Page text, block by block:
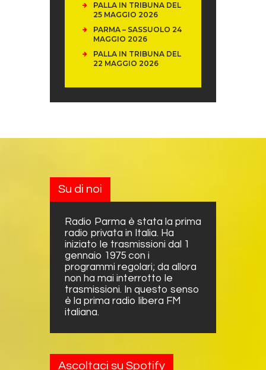
PALLA IN TRIBUNA DEL
25 MAGGIO 2026
PARMA – SASSUOLO 24
MAGGIO 2026
PALLA IN TRIBUNA DEL
22 MAGGIO 2026
Su di noi
Radio Parma è stata la prima
radio privata in Italia. Ha
iniziato le trasmissioni dal 1
gennaio 1975 con i
programmi regolari; da allora
non ha mai interrotto le
trasmissioni. In questo senso
è la prima radio libera FM
italiana.
Ascoltaci su Spotify